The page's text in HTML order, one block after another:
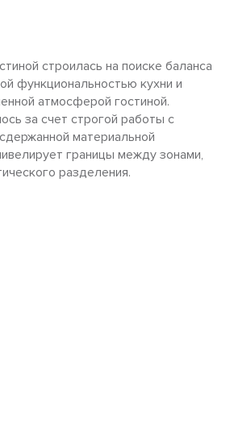
строилась на поиске баланса
функциональностью кухни и
атмосферой гостиной.
за счет строгой работы с
материальной
границы между зонами,
разделения.